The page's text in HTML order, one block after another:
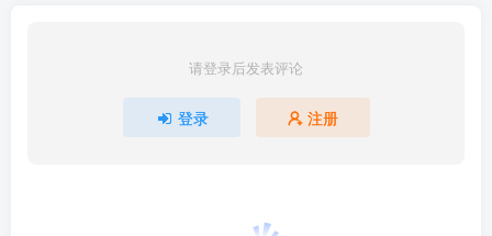
请登录后发表评论
登录 注册